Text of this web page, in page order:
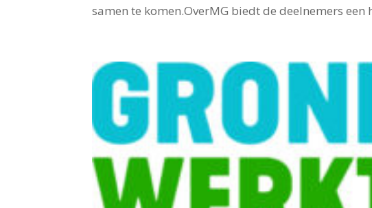
samen te komen.OverMG biedt de deelnemers